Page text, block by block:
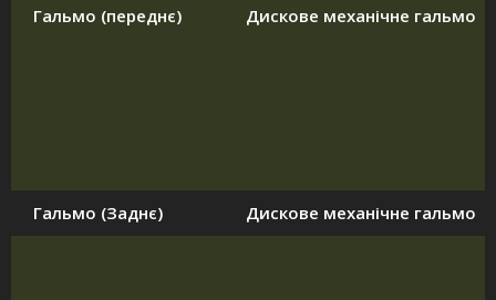
Гальмо (переднє) Дискове механічне гальмо
Гальмо (Заднє) Дискове механічне гальмо